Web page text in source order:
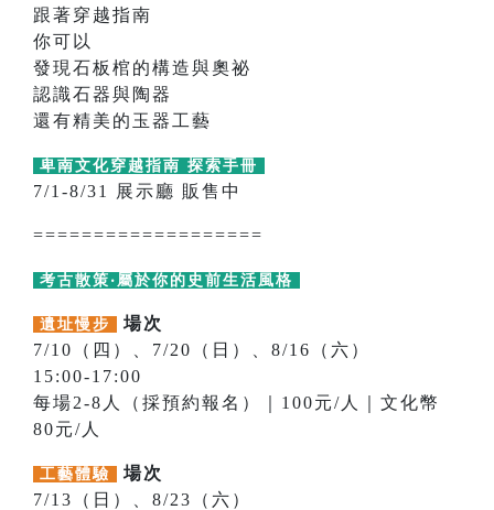
跟著穿越指南
你可以
發現石板棺的構造與奧祕
認識石器與陶器
還有精美的玉器工藝
卑南文化穿越指南 探索手冊
7/1-8/31 展示廳 販售中
===================
考古散策‧屬於你的史前生活風格
遺址慢步
場次
7/10（四）、7/20（日）、8/16（六）
15:00-17:00
每場2-8人（採預約報名）｜100元/人｜文化幣
80元/人
工藝體驗
場次
7/13（日）、8/23（六）